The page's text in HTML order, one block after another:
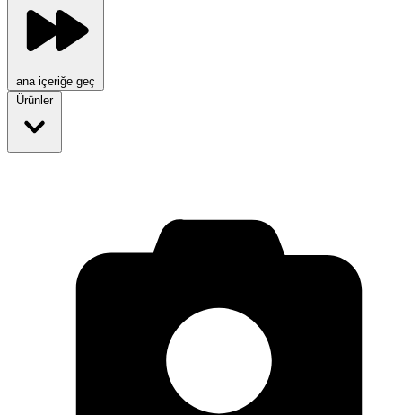
ana içeriğe geç
Ürünler